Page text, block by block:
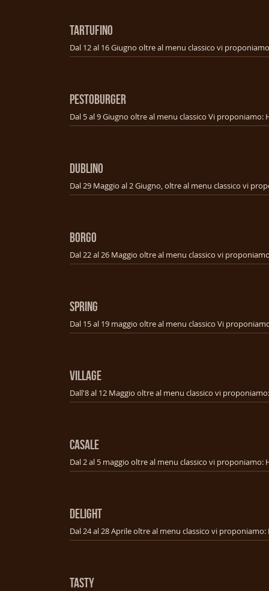
TARTUFINO
PESTOBURGER
DUBLINO
BORGO
SPRING
VILLAGE
CASALE
DELIGHT
TASTY